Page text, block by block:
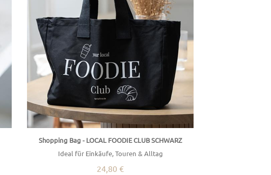
Shopping Bag - LOCAL FOODIE CLUB SCHWARZ
Ideal für Einkäufe, Touren & Alltag
24,80 €